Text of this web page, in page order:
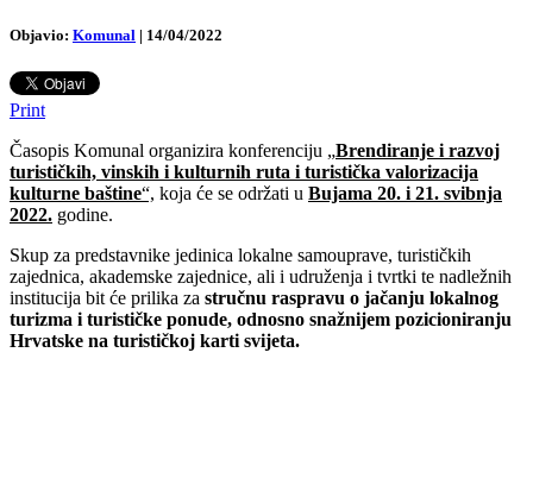
Objavio: Komunal | 14/04/2022
Print
Časopis Komunal organizira konferenciju „Brendiranje i razvoj
turističkih, vinskih i kulturnih ruta i turistička valorizacija
kulturne baštine“, koja će se održati u Bujama 20. i 21. svibnja
2022. godine.
Skup za predstavnike jedinica lokalne samouprave, turističkih
zajednica, akademske zajednice, ali i udruženja i tvrtki te nadležnih
institucija bit će prilika za stručnu raspravu o jačanju lokalnog
turizma i turističke ponude, odnosno snažnijem pozicioniranju
Hrvatske na turističkoj karti svijeta.